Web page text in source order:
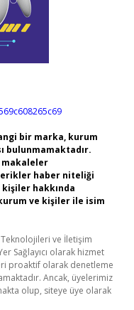
bir marka, kurum
bulunmamaktadır.
makaleler
haber niteliği
hakkında
ve kişiler ile isim
Teknolojileri ve İletişim
Sağlayıcı olarak hizmet
proaktif olarak denetleme
Ancak, üyelerimiz
olup, siteye üye olarak